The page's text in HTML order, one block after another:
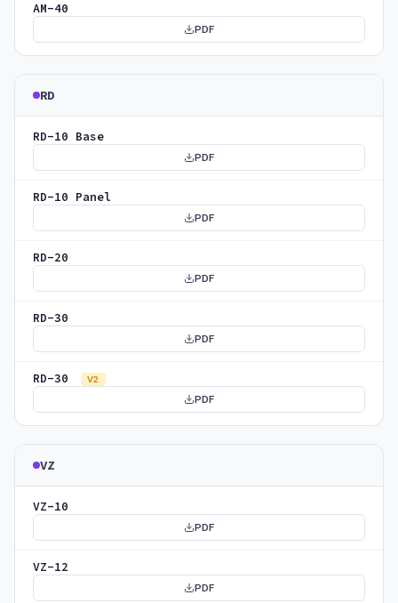
AM-40
PDF
RD
RD-10 Base
PDF
RD-10 Panel
PDF
RD-20
PDF
RD-30
PDF
RD-30 V2
PDF
VZ
VZ-10
PDF
VZ-12
PDF